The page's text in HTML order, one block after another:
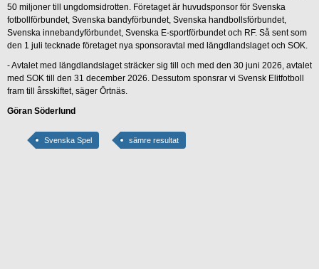
50 miljoner till ungdomsidrotten. Företaget är huvudsponsor för Svenska
fotbollförbundet, Svenska bandyförbundet, Svenska handbollsförbundet,
Svenska innebandyförbundet, Svenska E-sportförbundet och RF. Så sent som
den 1 juli tecknade företaget nya sponsoravtal med längdlandslaget och SOK.
- Avtalet med längdlandslaget sträcker sig till och med den 30 juni 2026, avtalet
med SOK till den 31 december 2026. Dessutom sponsrar vi Svensk Elitfotboll
fram till årsskiftet, säger Örtnäs.
Göran Söderlund
Svenska Spel sämre resultat